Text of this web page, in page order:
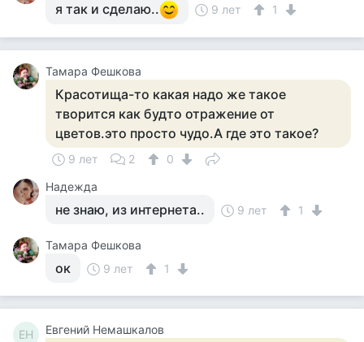
я так и сделаю.. 9 лет 1
Тамара Фешкова
Красотища-то какая надо же такое
творится как будто отражение от
цветов.это просто чудо.А где это такое?
9 лет 2
0
Надежда
не знаю, из интернета.. 9 лет 1
Тамара Фешкова
ок 9 лет 1
ЕН Евгений Немашкалов